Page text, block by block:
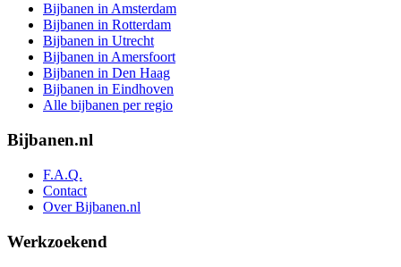
Bijbanen in Amsterdam
Bijbanen in Rotterdam
Bijbanen in Utrecht
Bijbanen in Amersfoort
Bijbanen in Den Haag
Bijbanen in Eindhoven
Alle bijbanen per regio
Bijbanen.nl
F.A.Q.
Contact
Over Bijbanen.nl
Werkzoekend